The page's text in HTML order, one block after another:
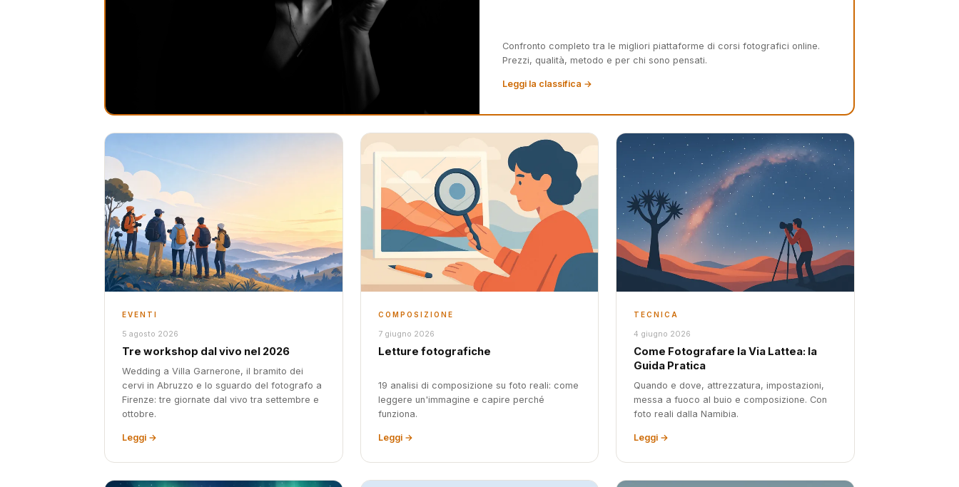
EVENTI
5 agosto 2026
Tre workshop dal vivo nel 2026
Wedding a Villa Garnerone, il bramito dei
cervi in Abruzzo e lo sguardo del fotografo a
Firenze: tre giornate dal vivo tra settembre e
ottobre.
Leggi →
COMPOSIZIONE
7 giugno 2026
Letture fotografiche
19 analisi di composizione su foto reali: come
leggere un'immagine e capire perché
funziona.
Leggi →
Confronto completo tra le migliori piattaforme di corsi fotografici online.
Prezzi, qualità, metodo e per chi sono pensati.
Leggi la classifica →
TECNICA
4 giugno 2026
Come Fotografare la Via Lattea: la
Guida Pratica
Quando e dove, attrezzatura, impostazioni,
messa a fuoco al buio e composizione. Con
foto reali dalla Namibia.
Leggi →